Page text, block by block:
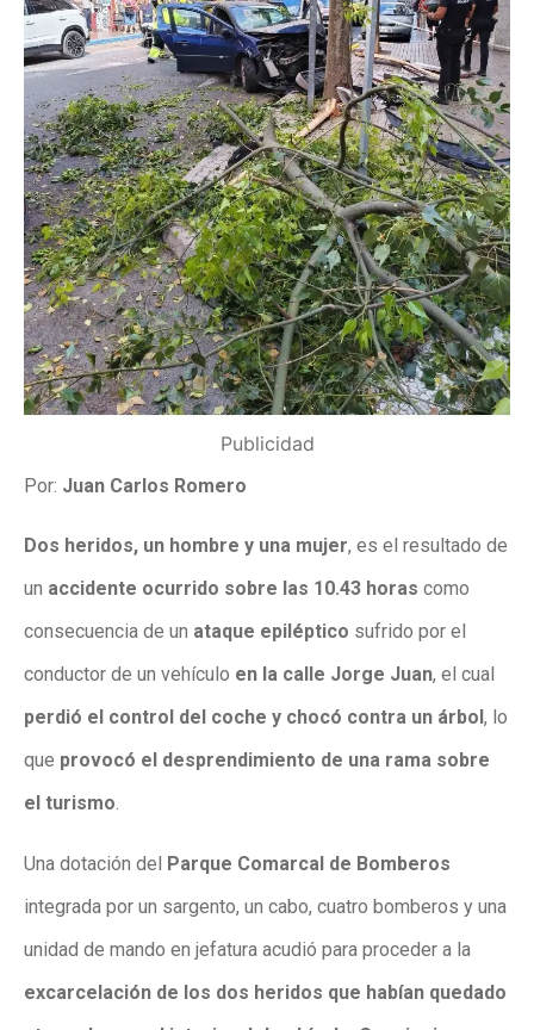
Publicidad
Por: Juan Carlos Romero
Dos heridos, un hombre y una mujer, es el resultado de
un accidente ocurrido sobre las 10.43 horas como
consecuencia de un ataque epiléptico sufrido por el
conductor de un vehículo en la calle Jorge Juan, el cual
perdió el control del coche y chocó contra un árbol , lo
que provocó el desprendimiento de una rama sobre
el turismo.
Una dotación del Parque Comarcal de Bomberos
integrada por un sargento, un cabo, cuatro bomberos y una
unidad de mando en jefatura acudió para proceder a la
excarcelación de los dos heridos que habían quedado